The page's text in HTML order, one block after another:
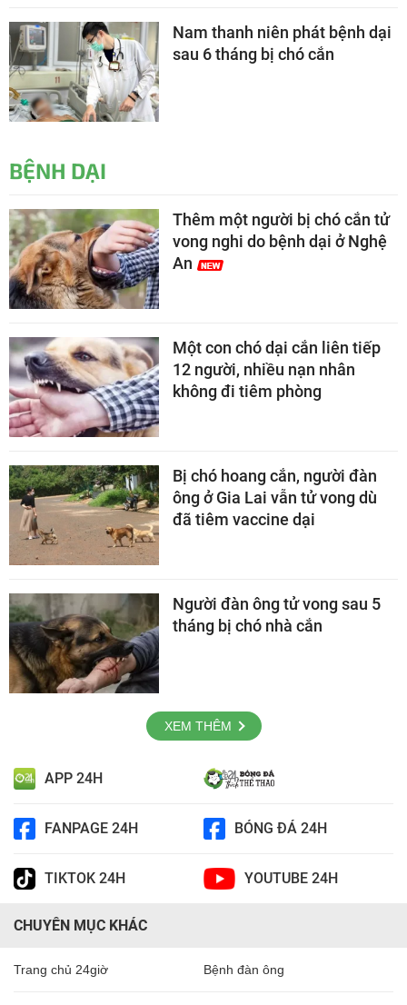
Nam thanh niên phát bệnh dại
sau 6 tháng bị chó cắn
BỆNH DẠI
Thêm một người bị chó cắn tử
vong nghi do bệnh dại ở Nghệ
An
Một con chó dại cắn liên tiếp
12 người, nhiều nạn nhân
không đi tiêm phòng
Bị chó hoang cắn, người đàn
ông ở Gia Lai vẫn tử vong dù
đã tiêm vaccine dại
Người đàn ông tử vong sau 5
tháng bị chó nhà cắn
XEM THÊM
APP 24H
FANPAGE 24H BÓNG ĐÁ 24H
TIKTOK 24H YOUTUBE 24H
CHUYÊN MỤC KHÁC
Trang chủ 24giờ Bệnh đàn ông